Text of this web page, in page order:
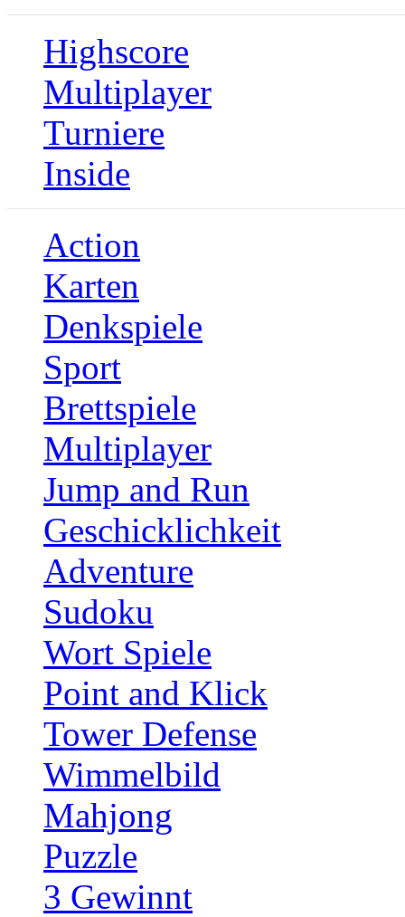
Highscore
Multiplayer
Turniere
Inside
Action
Karten
Denkspiele
Sport
Brettspiele
Multiplayer
Jump and Run
Geschicklichkeit
Adventure
Sudoku
Wort Spiele
Point and Klick
Tower Defense
Wimmelbild
Mahjong
Puzzle
3 Gewinnt